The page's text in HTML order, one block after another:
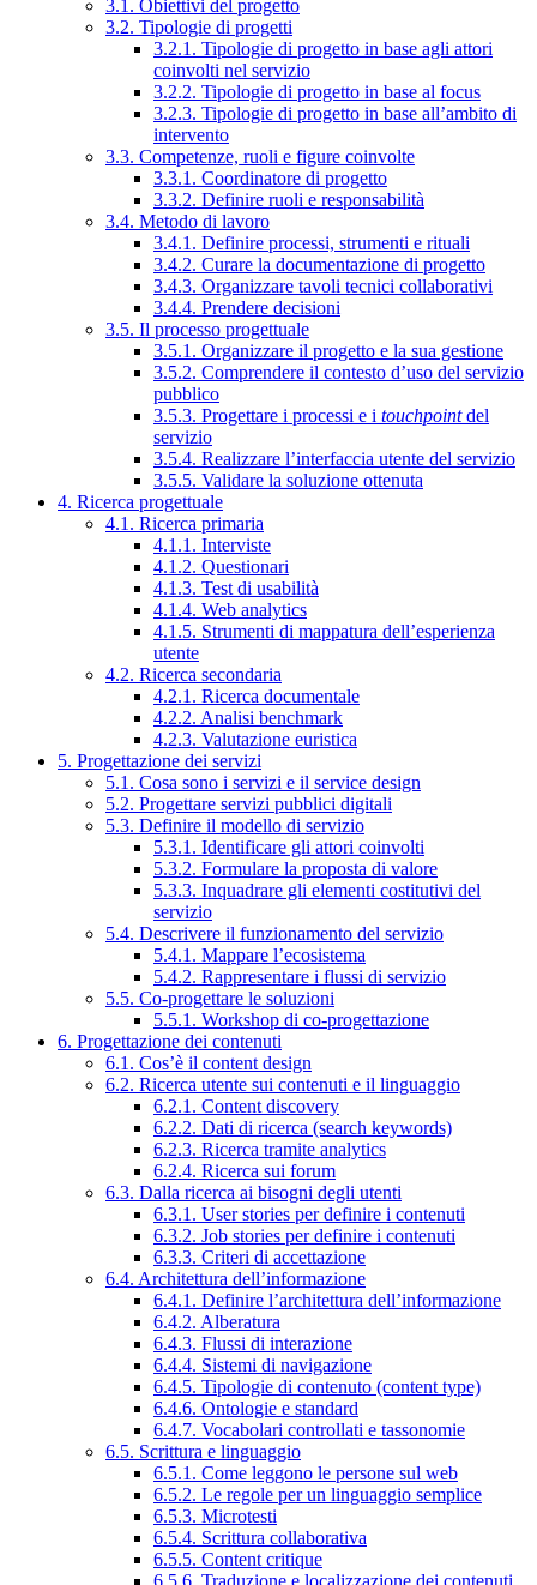
3.1. Obiettivi del progetto
3.2. Tipologie di progetti
3.2.1. Tipologie di progetto in base agli attori
coinvolti nel servizio
3.2.2. Tipologie di progetto in base al focus
3.2.3. Tipologie di progetto in base all’ambito di
intervento
3.3. Competenze, ruoli e figure coinvolte
3.3.1. Coordinatore di progetto
3.3.2. Definire ruoli e responsabilità
3.4. Metodo di lavoro
3.4.1. Definire processi, strumenti e rituali
3.4.2. Curare la documentazione di progetto
3.4.3. Organizzare tavoli tecnici collaborativi
3.4.4. Prendere decisioni
3.5. Il processo progettuale
3.5.1. Organizzare il progetto e la sua gestione
3.5.2. Comprendere il contesto d’uso del servizio
pubblico
3.5.3. Progettare i processi e i touchpointdel
servizio
3.5.4. Realizzare l’interfaccia utente del servizio
3.5.5. Validare la soluzione ottenuta
4. Ricerca progettuale
4.1. Ricerca primaria
4.1.1. Interviste
4.1.2. Questionari
4.1.3. Test di usabilità
4.1.4. Web analytics
4.1.5. Strumenti di mappatura dell’esperienza
utente
4.2. Ricerca secondaria
4.2.1. Ricerca documentale
4.2.2. Analisi benchmark
4.2.3. Valutazione euristica
5. Progettazione dei servizi
5.1. Cosa sono i servizi e il service design
5.2. Progettare servizi pubblici digitali
5.3. Definire il modello di servizio
5.3.1. Identificare gli attori coinvolti
5.3.2. Formulare la proposta di valore
5.3.3. Inquadrare gli elementi costitutivi del
servizio
5.4. Descrivere il funzionamento del servizio
5.4.1. Mappare l’ecosistema
5.4.2. Rappresentare i flussi di servizio
5.5. Co-progettare le soluzioni
5.5.1. Workshop di co-progettazione
6. Progettazione dei contenuti
6.1. Cos’è il content design
6.2. Ricerca utente sui contenuti e il linguaggio
6.2.1. Content discovery
6.2.2. Dati di ricerca (search keywords)
6.2.3. Ricerca tramite analytics
6.2.4. Ricerca sui forum
6.3. Dalla ricerca ai bisogni degli utenti
6.3.1. User stories per definire i contenuti
6.3.2. Job stories per definire i contenuti
6.3.3. Criteri di accettazione
6.4. Architettura dell’informazione
6.4.1. Definire l’architettura dell’informazione
6.4.2. Alberatura
6.4.3. Flussi di interazione
6.4.4. Sistemi di navigazione
6.4.5. Tipologie di contenuto (content type)
6.4.6. Ontologie e standard
6.4.7. Vocabolari controllati e tassonomie
6.5. Scrittura e linguaggio
6.5.1. Come leggono le persone sul web
6.5.2. Le regole per un linguaggio semplice
6.5.3. Microtesti
6.5.4. Scrittura collaborativa
6.5.5. Content critique
6.5.6. Traduzione e localizzazione dei contenuti